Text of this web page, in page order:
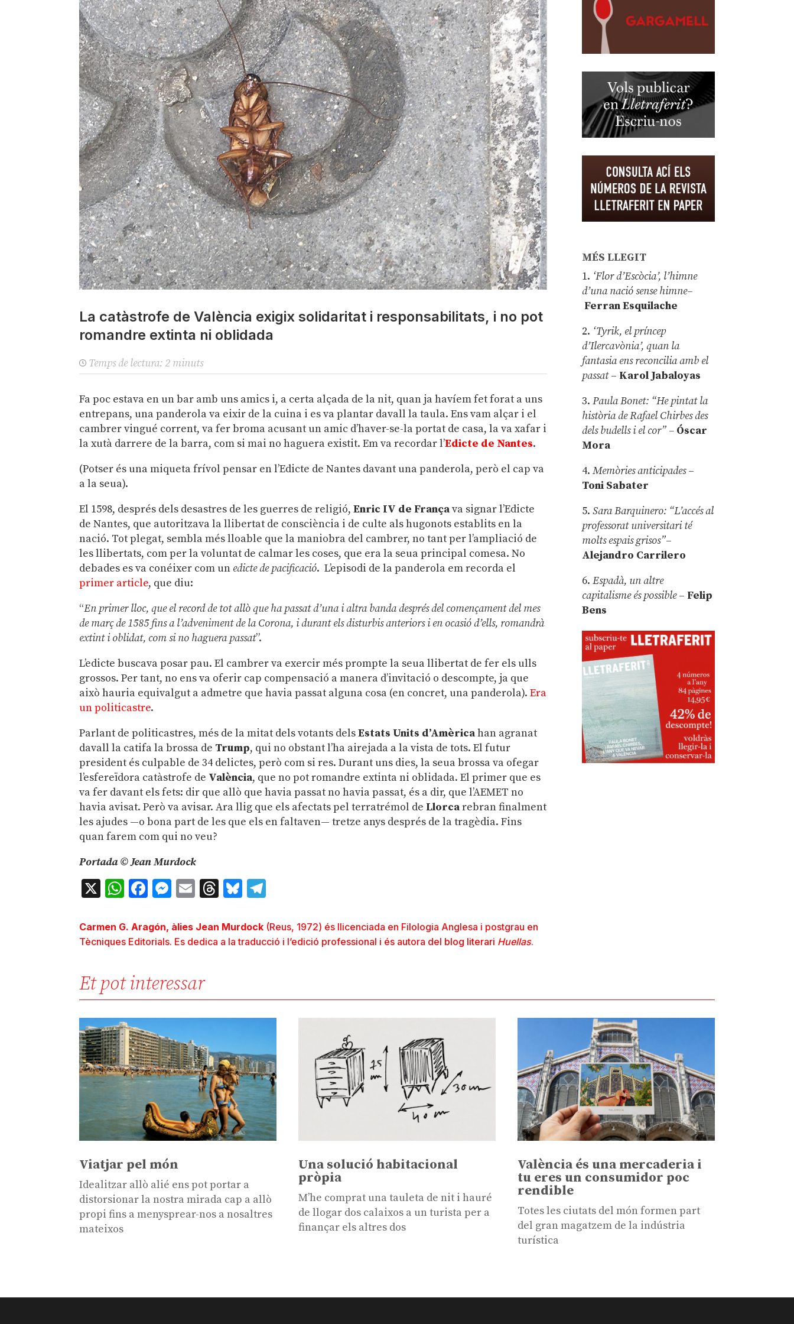
La catàstrofe de València exigix ​​solidaritat i responsabilitats, i no pot
romandre extinta ni oblidada
Temps de lectura: 2 minuts
Fa poc estava en un bar amb uns amics i, a certa alçada de la nit, quan ja havíem fet forat a uns
entrepans, una panderola va eixir de la cuina i es va plantar davall la taula. Ens vam alçar i el
cambrer vingué corrent, va fer broma acusant un amic d’haver-se-la portat de casa, la va xafar i
la xutà darrere de la barra, com si mai no haguera existit. Em va recordar l’Edicte de Nantes.
(Potser és una miqueta frívol pensar en l’Edicte de Nantes davant una panderola, però el cap va
a la seua).
El 1598, després dels desastres de les guerres de religió,Enric IV de Françava signar l’Edicte
de Nantes, que autoritzava la llibertat de consciència i de culte als hugonots establits en la
nació. Tot plegat, sembla més lloable que la maniobra del cambrer, no tant per l’ampliació de
les llibertats, com per la voluntat de calmar les coses, que era la seua principal comesa. No
debades es va conéixer com un edicte de pacificació. L’episodi de la panderola em recorda el
primer article, que diu:
“En primer lloc, que el record de tot allò que ha passat d’una i altra banda després del començament del mes
de març de 1585 fins a l’adveniment de la Corona, i durant els disturbis anteriors i en ocasió d’ells, romandrà
extint i oblidat, com si no haguera passat”.
L’edicte buscava posar pau. El cambrer va exercir més prompte la seua llibertat de fer els ulls
grossos. Per tant, no ens va oferir cap compensació a manera d’invitació o descompte, ja que
això hauria equivalgut a admetre que havia passat alguna cosa (en concret, una panderola). Era
un politicastre.
Parlant de politicastres, més de la mitat dels votants delsEstats Units d’Amèricahan agranat
davall la catifa la brossa de Trump, qui no obstant l’ha airejada a la vista de tots. El futur
president és culpable de 34 delictes, però com si res. Durant uns dies, la seua brossa va ofegar
l’esfereïdora catàstrofe de València, que no pot romandre extinta ni oblidada. El primer que es
va fer davant els fets: dir que allò que havia passat no havia passat, és a dir, que l’AEMET no
havia avisat. Però va avisar. Ara llig que els afectats pel terratrémol de Llorcarebran finalment
les ajudes —o bona part de les que els en faltaven— tretze anys després de la tragèdia. Fins
quan farem com qui no veu?
Portada © Jean Murdock
X WhatsApp
Facebook
Messenger
EmailThreads
Bluesky
Carmen G. Aragón, àlies Jean Murdock (Reus, 1972) és llicenciada en Filologia Anglesa i postgrau en
Tècniques Editorials. Es dedica a la traducció i l’edició professional i és autora del blog literari Huellas.
MÉS LLEGIT
1. ‘Flor d’Escòcia’, l’himne
d’una nació sense himne–
Ferran Esquilache
2. ‘Tyrik, el príncep
d’Ilercavònia’, quan la
fantasia ens reconcilia amb el
passat– Karol Jabaloyas
3.Paula Bonet: “He pintat la
història de Rafael Chirbes des
dels budells i el cor” – Óscar
Mora
4.Memòries anticipades–
Toni Sabater
5.Sara Barquinero: “L’accés al
professorat universitari té
molts espais grisos”–
Alejandro Carrilero
6.Espadà, un altre
capitalisme és possible – Felip
Bens
Et pot interessar
Viatjar pel món
Idealitzar allò alié ens pot portar a
distorsionar la nostra mirada cap a allò
propi fins a menysprear-nos a nosaltres
mateixos
Una solució habitacional
pròpia
M’he comprat una tauleta de nit i hauré
de llogar dos calaixos a un turista per a
finançar els altres dos
València és una mercaderia i
tu eres un consumidor poc
rendible
Totes les ciutats del món formen part
del gran magatzem de la indústria
turística